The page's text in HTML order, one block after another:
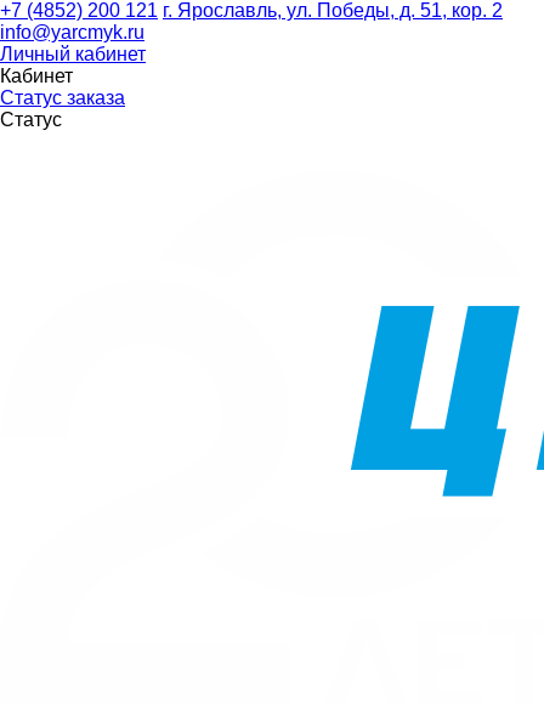
+7 (4852) 200 121 г. Ярославль, ул. Победы, д. 51, кор. 2
info@yarcmyk.ru
Личный кабинет
Кабинет
Статус заказа
Статус